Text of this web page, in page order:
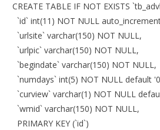
CREATE TABLE IF NOT EXISTS
`id` int(11) NOT NULL
`urlsite` varchar(150) NOT NULL,
`urlpic` varchar(150) NOT NULL,
`begindate` varchar(150) NOT NULL,
`numdays` int(5) NOT NULL default
`curview` varchar(1) NOT NULL
`wmid` varchar(150) NOT NULL,
PRIMARY KEY (`id`)